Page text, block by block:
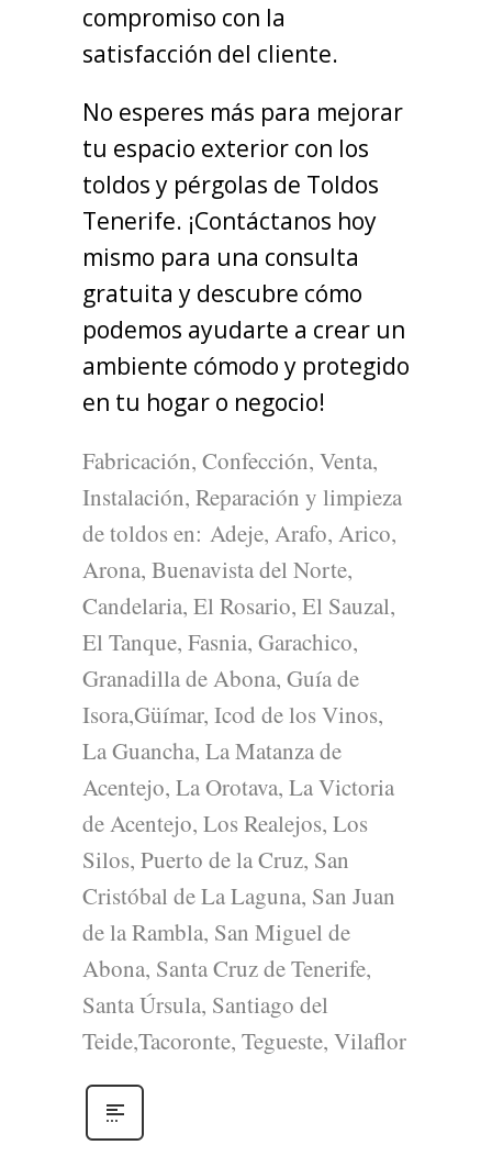
compromiso con la
satisfacción del cliente.
No esperes más para mejorar
tu espacio exterior con los
toldos y pérgolas de Toldos
Tenerife. ¡Contáctanos hoy
mismo para una consulta
gratuita y descubre cómo
podemos ayudarte a crear un
ambiente cómodo y protegido
en tu hogar o negocio!
Fabricación, Confección, Venta,
Instalación, Reparación y limpieza
de toldos en: Adeje, Arafo, Arico,
Arona, Buenavista del Norte,
Candelaria, El Rosario, El Sauzal,
El Tanque, Fasnia, Garachico,
Granadilla de Abona, Guía de
Isora,Güímar, Icod de los Vinos,
La Guancha, La Matanza de
Acentejo, La Orotava, La Victoria
de Acentejo, Los Realejos, Los
Silos, Puerto de la Cruz, San
Cristóbal de La Laguna, San Juan
de la Rambla, San Miguel de
Abona, Santa Cruz de Tenerife,
Santa Úrsula, Santiago del
Teide,Tacoronte, Tegueste, Vilaflor